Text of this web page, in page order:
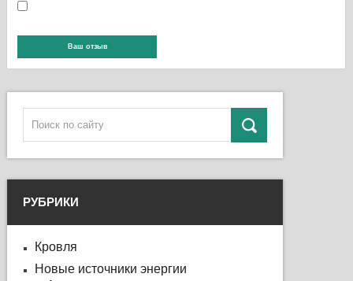
РУБРИКИ
Кровля
Новые источники энергии